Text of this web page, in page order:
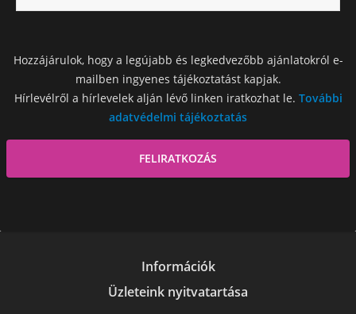
Hozzájárulok, hogy a legújabb és legkedvezőbb ajánlatokról e-
mailben ingyenes tájékoztatást kapjak.
Hírlevélről a hírlevelek alján lévő linken iratkozhat le. További
adatvédelmi tájékoztatás
Információk
Üzleteink nyitvatartása